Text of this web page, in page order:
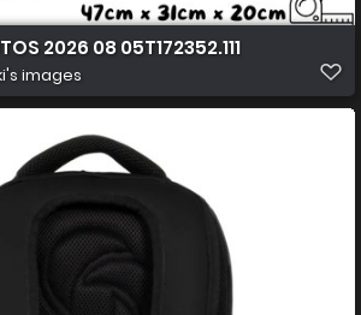
2026 08 05T172352.111
images